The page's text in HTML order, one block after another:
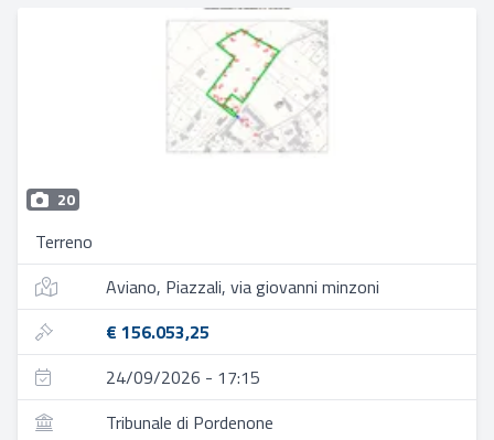
20
Terreno
Aviano, Piazzali, via giovanni minzoni
€ 156.053,25
24/09/2026 - 17:15
Tribunale di Pordenone